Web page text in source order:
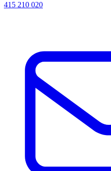
415 210 020